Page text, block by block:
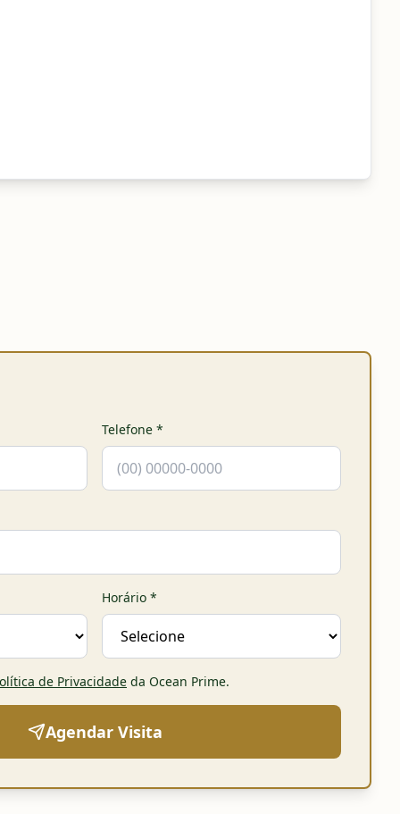
Telefone *
Horário *
de Privacidade da Ocean Prime.
Agendar Visita